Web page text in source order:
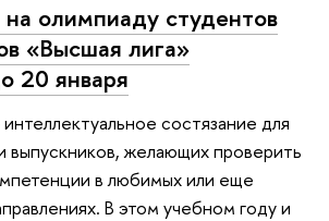
на олимпиаду студентов
«Высшая лига»
20 января
состязание для
выпускников, желающих проверить
в любимых или еще
В этом учебном году и